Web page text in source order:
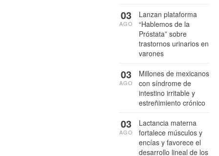
Lanzan plataforma
“Hablemos de la
Próstata” sobre
trastornos urinarios en
varones
03
AGO
Millones de mexicanos
con síndrome de
intestino irritable y
estreñimiento crónico
03
AGO
Lactancia materna
fortalece músculos y
encías y favorece el
desarrollo lineal de los
03
AGO